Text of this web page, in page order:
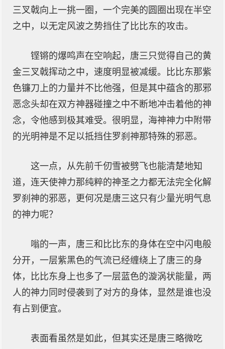
三叉戟向上一挑一圈，一个完美的圆圈出现在半空
之中，以无定风波之势挡住了比比东的攻击。
铿锵的爆鸣声在空响起，唐三只觉得自己的黄
金三叉戟挥动之中，速度明显被减缓。比比东那紫
色镰刀上的力量并不比他强，但是其中蕴含的那邪
恶念头却在双方神器碰撞之中不断地冲击着他的神
念，令他感到极其难受。很明显，海神神力中附带
的光明神是不足以抵挡住罗刹神那特殊的邪恶。
这一点，从先前千仞雪被劈飞也能清楚地知
道，连天使神力那纯粹的神圣之力都无法完全化解
罗刹神的邪恶，更何况是唐三这只有少量光明气息
的神力呢？
嗡的一声，唐三和比比东的身体在空中闪电般
分开，一层紫黑色的气流已经缠绕上了唐三的身
体，比比东身上也多了一层蓝色的漩涡状能量，两
人的神力同时侵袭到了对方的身体，显然是谁也没
有占到便宜。
表面看虽然是如此，但其实还是唐三略微吃